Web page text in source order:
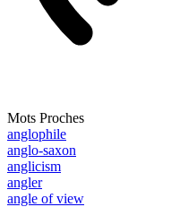
Mots Proches
anglophile
anglo-saxon
anglicism
angler
angle of view